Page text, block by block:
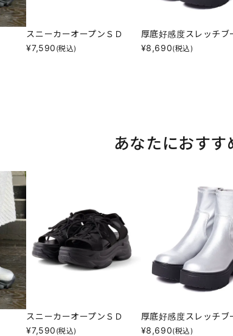
スニーカーオープンＳＤ
¥7,590 (税込)
厚底好感度スレッチブ
¥8,690(税込)
あなたにおすす
スニーカーオープンＳＤ
¥7,590 (税込)
厚底好感度スレッチブ
¥8,690(税込)